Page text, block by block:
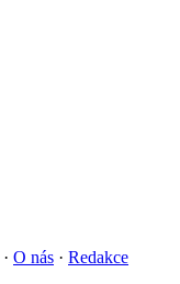
· O nás · Redakce